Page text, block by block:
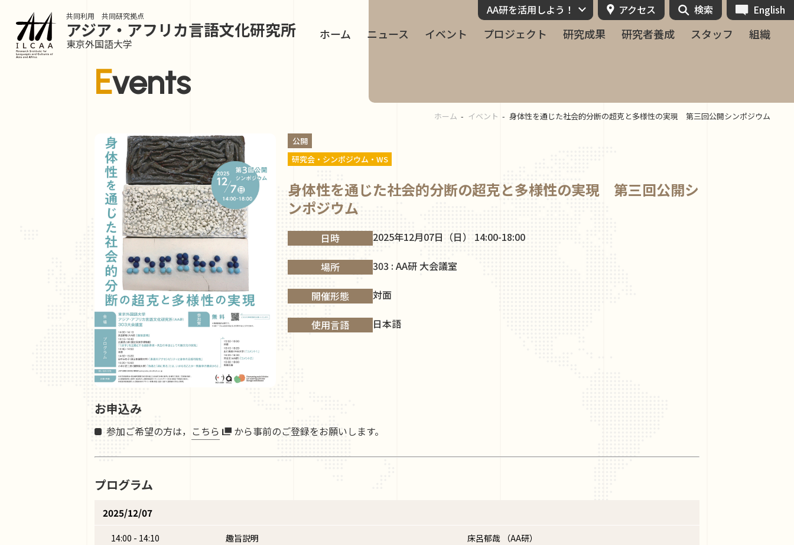
共同利用 共同研究拠点
アジア・アフリカ言語文化研究所
東京外国語大学
ホーム ニュース イベント プロジェクト 研究成果 研究者養成 スタッフ 組織
AA研を活用しよう！ アクセス 検索 English
Events
ホーム イベント 身体性を通じた社会的分断の超克と多様性の実現　第三回公開シンポジウム
公開
研究会・シンポジウム・WS
身体性を通じた社会的分断の超克と多様性の実現 第三回公開シ
ンポジウム
日時 2025年12月07日（日） 14:00-18:00
場所 303 : AA研 大会議室
開催形態 対面
使用言語 日本語
お申込み
参加ご希望の方は， こちら から事前のご登録をお願いします。
プログラム
2025/12/07
14:00 - 14:10 趣旨説明 床呂郁哉 （AA研）